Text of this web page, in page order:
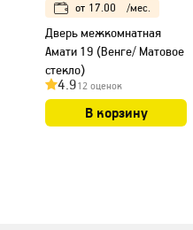
от 17.00 /мес.
Дверь межкомнатная
Амати 19 (Венге/ Матовое
стекло)
4.912 оценок
В корзину